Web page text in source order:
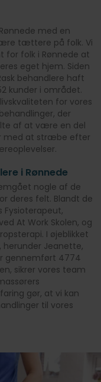
med en
tættere på folk. Vi
for folk i Rønnede at
eget hjem. Siden
behandlere haft
kunder i området.
for vores
der
af at være en del
med at stræbe efter
i Rønnede
nogle af de
deres felt. Blandt de
At Work Skolen, og
I øjeblikket
herunder Jeanette,
gennemført 4774
sikrer vores team
gør, at vi kan
til vores